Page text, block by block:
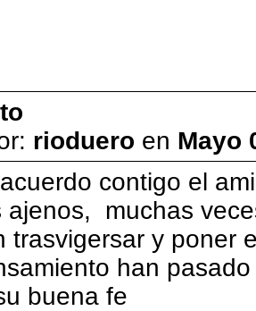
rioduero en Mayo
contigo el
ajenos, muchas
trasvigersar y poner
han
buena fe